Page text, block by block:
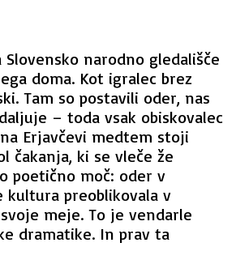
narodno gledališče
doma. Kot igralec brez
Tam so postavili oder, nas
– toda vsak obiskovalec
Erjavčevi medtem stoji
čakanja, ki se vleče že
poetično moč: oder v
preoblikovala v
meje. To je vendarle
dramatike. In prav ta